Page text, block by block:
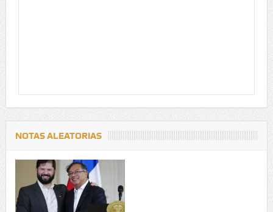
NOTAS ALEATORIAS